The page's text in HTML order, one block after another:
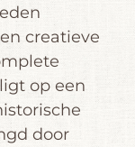
creatieve
op een
door